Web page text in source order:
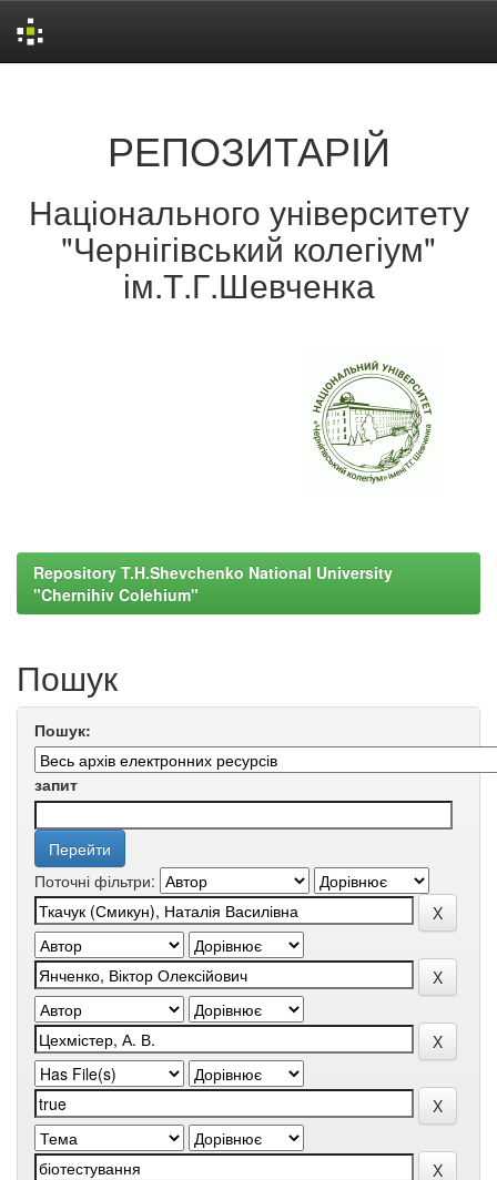
РЕПОЗИТАРІЙ
Національного університету
"Чернігівський колегіум"
ім.Т.Г.Шевченка
Repository T.H.Shevchenko National University
"Chernihiv Colehium"
Пошук
Пошук:
запит
Поточні фільтри: